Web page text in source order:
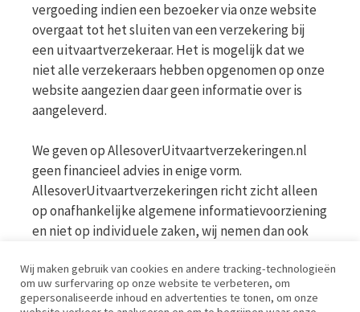
vergoeding indien een bezoeker via onze website
overgaat tot het sluiten van een verzekering bij
een uitvaartverzekeraar. Het is mogelijk dat we
niet alle verzekeraars hebben opgenomen op onze
website aangezien daar geen informatie over is
aangeleverd.
We geven op AllesoverUitvaartverzekeringen.nl
geen financieel advies in enige vorm.
AllesoverUitvaartverzekeringen richt zicht alleen
op onafhankelijke algemene informatievoorziening
en niet op individuele zaken, wij nemen dan ook
voor meer informatie op de website van de AFM
www.afm.nl
Wij maken gebruik van cookies en andere tracking-technologieën
om uw surfervaring op onze website te verbeteren, om
gepersonaliseerde inhoud en advertenties te tonen, om onze